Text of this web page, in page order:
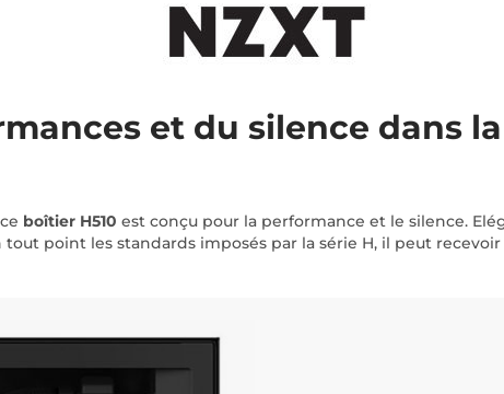
et du silence dans
ce boîtier H510 est conçu pour la performance et le silence.
point les standards imposés par la série H, il peut